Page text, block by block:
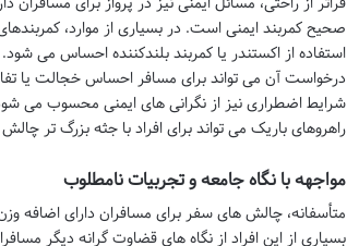
صحیح کمربند ایمنی است. در بسیاری از موارد، کمربندهای
استفاده از اکستندر یا کمربند بلندکننده احساس می
درخواست آن می تواند برای مسافر احساس خجالت یا
شرایط اضطراری نیز از نگرانی های ایمنی محسوب می
راهروهای باریک می تواند برای افراد با جثه بزرگ تر
مواجهه با نگاه جامعه و تجربیات نامطلوب
متأسفانه، چالش های سفر برای مسافران دارای اضافه
بسیاری از این افراد از نگاه های قضاوت گرانه دیگر